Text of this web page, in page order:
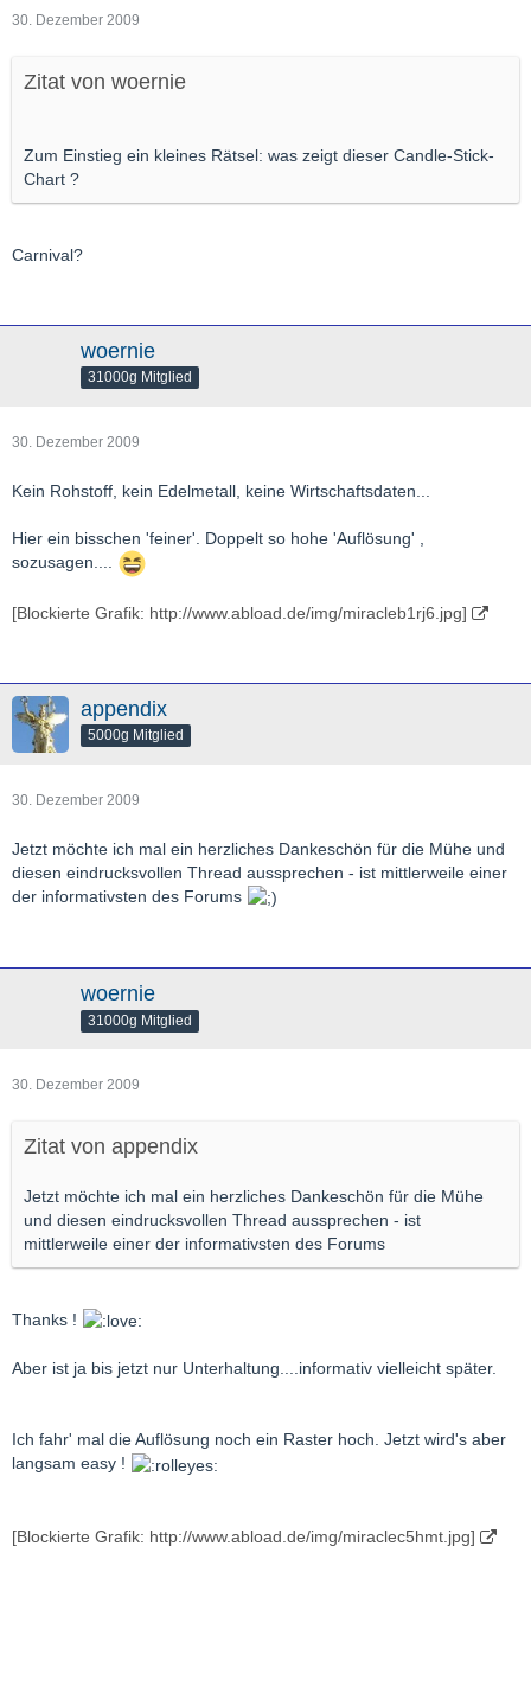
30. Dezember 2009
Zitat von woernie
Zum Einstieg ein kleines Rätsel: was zeigt dieser Candle-Stick-
Chart ?
Carnival?
woernie
31000g Mitglied
30. Dezember 2009
Kein Rohstoff, kein Edelmetall, keine Wirtschaftsdaten...
Hier ein bisschen 'feiner'. Doppelt so hohe 'Auflösung' ,
sozusagen....
[Blockierte Grafik: http://www.abload.de/img/miracleb1rj6.jpg]
appendix
5000g Mitglied
30. Dezember 2009
Jetzt möchte ich mal ein herzliches Dankeschön für die Mühe und
diesen eindrucksvollen Thread aussprechen - ist mittlerweile einer
der informativsten des Forums
woernie
31000g Mitglied
30. Dezember 2009
Zitat von appendix
Jetzt möchte ich mal ein herzliches Dankeschön für die Mühe
und diesen eindrucksvollen Thread aussprechen - ist
mittlerweile einer der informativsten des Forums
Thanks !
Aber ist ja bis jetzt nur Unterhaltung....informativ vielleicht später.
Ich fahr' mal die Auflösung noch ein Raster hoch. Jetzt wird's aber
langsam easy !
[Blockierte Grafik: http://www.abload.de/img/miraclec5hmt.jpg]